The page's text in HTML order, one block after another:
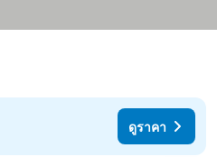
ดูราคา